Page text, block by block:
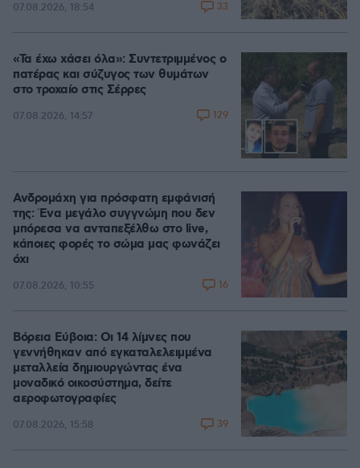
07.08.2026, 18:54 33
«Τα έχω χάσει όλα»: Συντετριμμένος ο
πατέρας και σύζυγος των θυμάτων
στο τροχαίο στις Σέρρες
07.08.2026, 14:57 129
Ανδρομάχη για πρόσφατη εμφάνισή
της: Ένα μεγάλο συγγνώμη που δεν
μπόρεσα να ανταπεξέλθω στο live,
κάποιες φορές το σώμα μας φωνάζει
όχι
07.08.2026, 10:55 16
Βόρεια Εύβοια: Οι 14 λίμνες που
γεννήθηκαν από εγκαταλελειμμένα
μεταλλεία δημιουργώντας ένα
μοναδικό οικοσύστημα, δείτε
αεροφωτογραφίες
07.08.2026, 15:58 39